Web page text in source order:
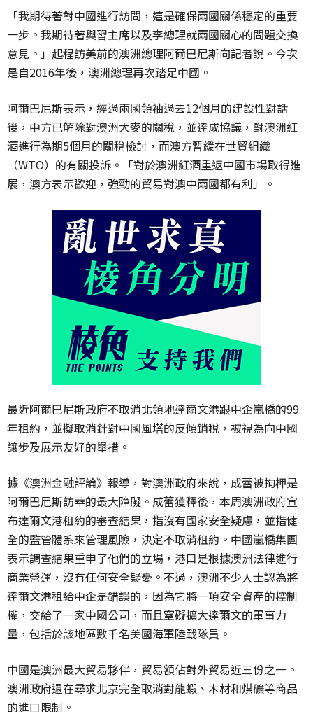
「我期待著對中國進行訪問，這是確保兩國關係穩定的重要
一步。我期待著與習主席以及李總理就兩國關心的問題交換
意見。」起程訪美前的澳洲總理阿爾巴尼斯向記者說。今次
是自2016年後，澳洲總理再次踏足中國。
阿爾巴尼斯表示，經過兩國領袖過去12個月的建設性對話
後，中方已解除對澳洲大麥的關稅，並達成協議，對澳洲紅
酒進行為期5個月的關稅檢討，而澳方暫緩在世貿組織
（WTO）的有關投訴。「對於澳洲紅酒重返中國市場取得進
展，澳方表示歡迎，強勁的貿易對澳中兩國都有利」。
最近阿爾巴尼斯政府不取消北領地達爾文港跟中企嵐橋的99
年租約，並擬取消針對中國風塔的反傾銷稅，被視為向中國
讓步及展示友好的舉措。
據《澳洲金融評論》報導，對澳洲政府來說，成蕾被拘柙是
阿爾巴尼斯訪華的最大障礙。成蕾獲釋後，本周澳洲政府宣
布達爾文港租約的審查結果，指沒有國家安全疑慮，並指健
全的監管體系來管理風險，決定不取消租約。中國嵐橋集團
表示調查結果重申了他們的立場，港口是根據澳洲法律進行
商業營運，沒有任何安全疑憂。不過，澳洲不少人士認為將
達爾文港租給中企是錯誤的，因為它將一項安全資產的控制
權，交給了一家中國公司，而且窒礙擴大達爾文的軍事力
量，包括於該地區數千名美國海軍陸戰隊員。
中國是澳洲最大貿易夥伴，貿易額佔對外貿易近三份之一。
澳洲政府還在尋求北京完全取消對龍蝦、木材和煤礦等商品
的進口限制。